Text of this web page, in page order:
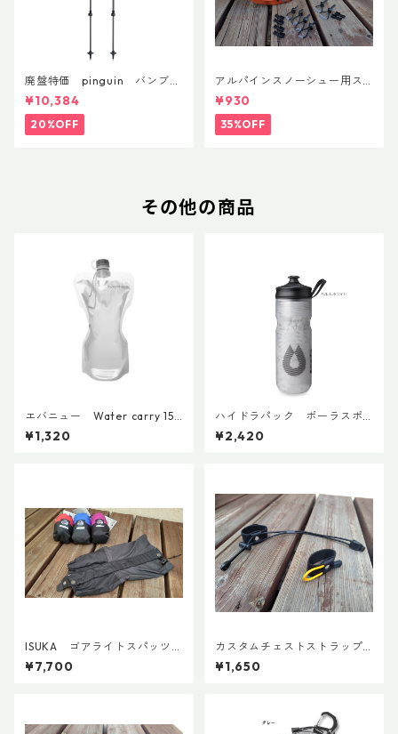
廃盤特価 pinguin バンブー
FLフォーム(ペア)
¥10,384
20%OFF
アルパインスノーシュー用ス
トラップキャッチ(ペア)
¥930
35%OFF
その他の商品
エバニュー Water carry 150
0ml Grey
¥1,320
ハイドラパック ポーラスポ
ーツ 600ml
¥2,420
ISUKA ゴアライトスパッツカ
スタム BASE
¥7,700
カスタムチェストストラップ V
er.2
¥1,650